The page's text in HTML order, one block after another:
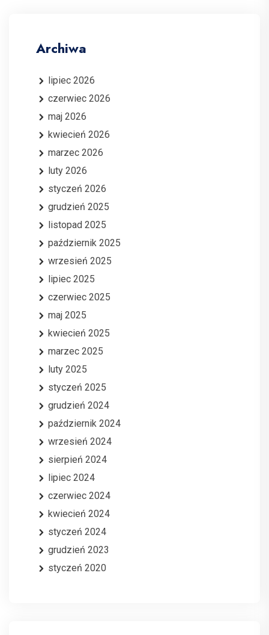
Archiwa
lipiec 2026
czerwiec 2026
maj 2026
kwiecień 2026
marzec 2026
luty 2026
styczeń 2026
grudzień 2025
listopad 2025
październik 2025
wrzesień 2025
lipiec 2025
czerwiec 2025
maj 2025
kwiecień 2025
marzec 2025
luty 2025
styczeń 2025
grudzień 2024
październik 2024
wrzesień 2024
sierpień 2024
lipiec 2024
czerwiec 2024
kwiecień 2024
styczeń 2024
grudzień 2023
styczeń 2020